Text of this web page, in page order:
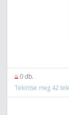
0 db.
Tekintse meg 42